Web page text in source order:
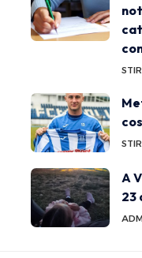
A
23